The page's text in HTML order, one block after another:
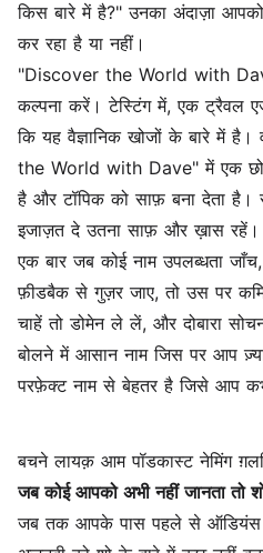
किस बारे में है?" उनका अंदाज़ा
कर रहा है या नहीं।
"Discover the World with
कल्पना करें। टेस्टिंग में, एक ट्रैवल
कि यह वैज्ञानिक खोजों के बारे में
the World with Dave" में एक
है और टॉपिक को साफ़ बना देता है।
इजाज़त दे उतना साफ़ और ख़ास रहें।
एक बार जब कोई नाम उपलब्धता
फ़ीडबैक से गुज़र जाए, तो उस पर
चाहें तो डोमेन ले लें, और दोबारा
बोलने में आसान नाम जिस पर आप
परफ़ेक्ट नाम से बेहतर है जिसे आप
बचने लायक़ आम पॉडकास्ट नेमिंग
जब कोई आपको अभी नहीं जानता तो
जब तक आपके पास पहले से ऑडियंस